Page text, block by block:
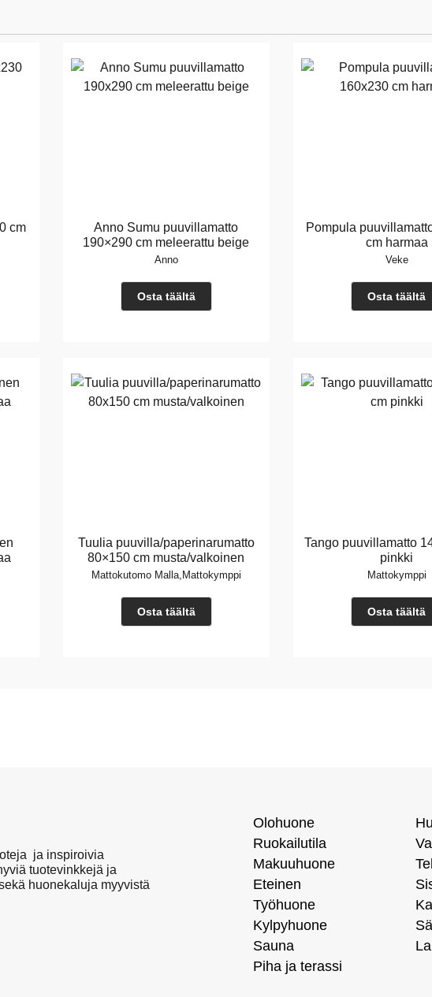
cm
Anno Sumu puuvillamatto
190×290 cm meleerattu beige
Anno
Osta täältä
Pompula
cm harmaa
Veke
Osta täältä
Tuulia puuvilla/paperinarumatto
80×150 cm musta/valkoinen
Mattokutomo Malla,Mattokymppi
Osta täältä
Tango puuvillamatto
pinkki
Mattokymppi
Osta täältä
ja inspiroivia
tuotevinkkejä ja
huonekaluja myyvistä
Olohuone
Ruokailutila
Makuuhuone
Eteinen
Työhuone
Kylpyhuone
Sauna
Piha ja terassi